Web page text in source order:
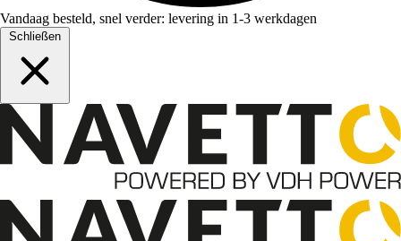
Vandaag besteld, snel verder: levering in 1-3 werkdagen
Schließen